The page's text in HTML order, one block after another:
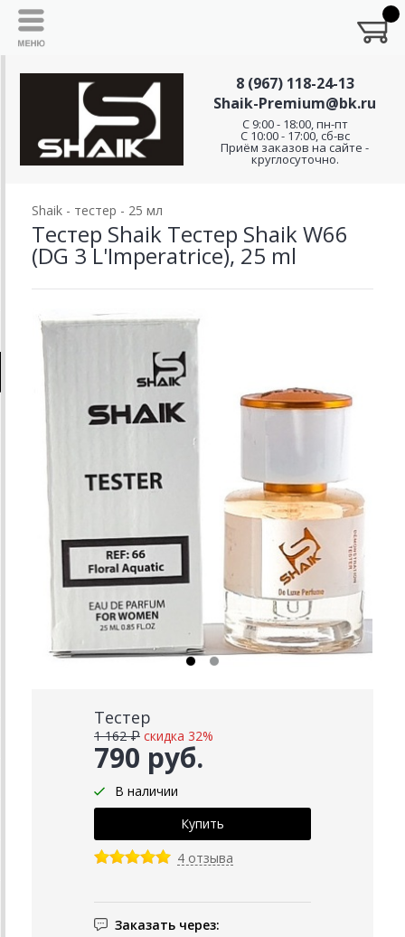
8 (967) 118-24-13
Shaik-Premium@bk.ru
C 9:00 - 18:00, пн-пт
С 10:00 - 17:00, сб-вс
Приём заказов на сайте -
круглосуточно.
Shaik - тестер - 25 мл
Тестер Shaik Тестер Shaik W66
(DG 3 L'Imperatrice), 25 ml
Тестер
790 руб.
1 162 ₽ скидка 32%
В наличии
4 отзыва
Заказать через: